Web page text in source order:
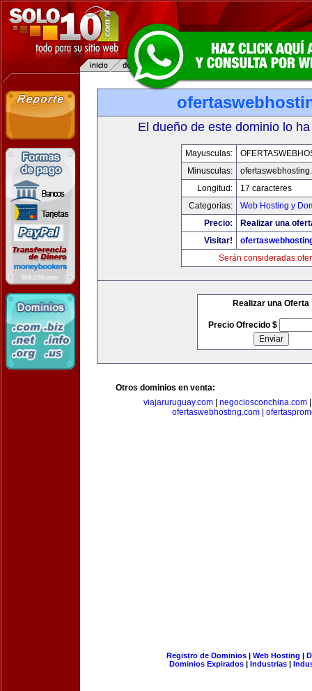
El dueño de este dominio lo
Mayusculas:
Minusculas:
Longitud:
17 caracteres
Categorias:
Web Hosting y
Precio:
Realizar una
Visitar!
Serán consideradas
Realizar una Oferta
Precio Ofrecido $
Otros dominios en venta:
viajaruruguay.com| negociosconchina.com
ofertaswebhosting.com|
Registro de Dominios| Web Hosting |
Dominios Expirados | Industrias |